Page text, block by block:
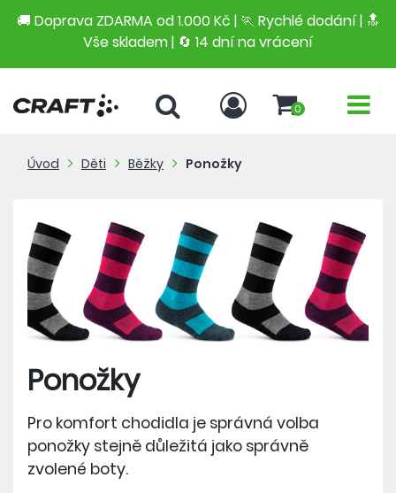
🚚 Doprava ZDARMA od 1.000 Kč | 🏃 Rychlé dodání | 🔝
Vše skladem | 🔄 14 dní na vrácení
0
Úvod Děti Běžky Ponožky
Ponožky
Pro komfort chodidla je správná volba
ponožky stejně důležitá jako správně
zvolené boty.